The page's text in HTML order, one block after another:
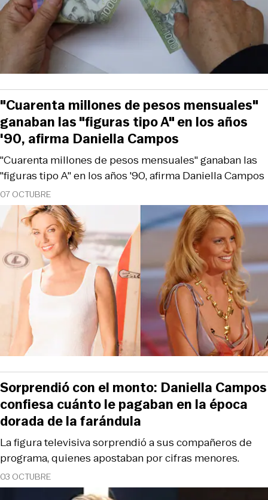
07 OCTUBRE
"Cuarenta millones de pesos mensuales" ganaban las
"figuras tipo A" en los años '90, afirma Daniella Campos
"Cuarenta millones de pesos mensuales"
ganaban las "figuras tipo A" en los años
'90, afirma Daniella Campos
03 OCTUBRE
La figura televisiva sorprendió a sus compañeros de
programa, quienes apostaban por cifras menores.
Sorprendió con el monto: Daniella Campos
confiesa cuánto le pagaban en la época
dorada de la farándula